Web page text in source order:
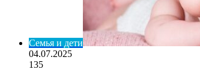
Семья и дети
04.07.2025
135